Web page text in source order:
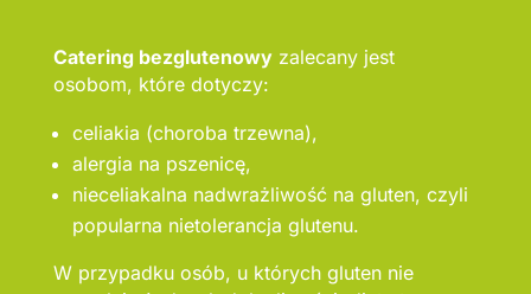
Catering bezglutenowyzalecany jest
osobom, które dotyczy:
celiakia (choroba trzewna),
alergia na pszenicę,
nieceliakalna nadwrażliwość na gluten, czyli
popularna nietolerancja glutenu.
W przypadku osób, u których gluten nie